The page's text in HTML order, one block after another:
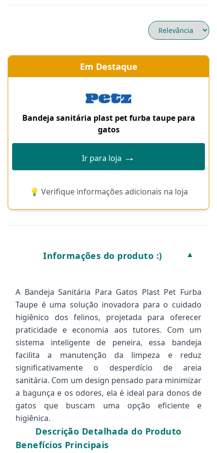
Em Destaque
Bandeja sanitária plast pet furba taupe para
gatos
Ir para loja →
💡 Verifique informações adicionais na loja
Informações do produto :) ▼
A Bandeja Sanitária Para Gatos Plast Pet Furba
Taupe é uma solução inovadora para o cuidado
higiênico dos felinos, projetada para oferecer
praticidade e economia aos tutores. Com um
sistema inteligente de peneira, essa bandeja
facilita a manutenção da limpeza e reduz
significativamente o desperdício de areia
sanitária. Com um design pensado para minimizar
a bagunça e os odores, ela é ideal para donos de
gatos que buscam uma opção eficiente e
higiênica.
Descrição Detalhada do Produto
Benefícios Principais